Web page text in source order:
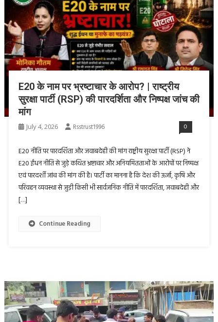
E20 के नाम पर भ्रष्टाचार के आरोप? | राष्ट्रीय
सुरक्षा पार्टी (RSP) की पारदर्शिता और निष्पक्ष जांच की
मांग
July 4, 2026 Rsstrust1996 0
E20 नीति पर पारदर्शिता और जवाबदेही की मांग राष्ट्रीय सुरक्षा पार्टी (RSP) ने
E20 ईंधन नीति से जुड़े कथित भ्रष्टाचार और अनियमितताओं के आरोपों पर निष्पक्ष
एवं पारदर्शी जांच की मांग की है। पार्टी का मानना है कि देश की ऊर्जा, कृषि और
परिवहन व्यवस्था से जुड़ी किसी भी सार्वजनिक नीति में पारदर्शिता, जवाबदेही और
[…]
Continue Reading
Video
Player